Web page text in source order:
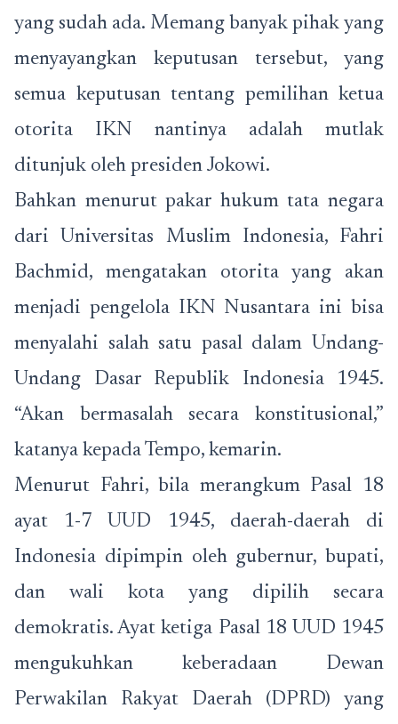
yang sudah ada. Memang banyak pihak yang
menyayangkan keputusan tersebut, yang
semua keputusan tentang pemilihan ketua
otorita IKN nantinya adalah mutlak
ditunjuk oleh presiden Jokowi.
Bahkan menurut pakar hukum tata negara
dari Universitas Muslim Indonesia, Fahri
Bachmid, mengatakan otorita yang akan
menjadi pengelola IKN Nusantara ini bisa
menyalahi salah satu pasal dalam Undang-
Undang Dasar Republik Indonesia 1945.
“Akan bermasalah secara konstitusional,”
katanya kepada Tempo, kemarin.
Menurut Fahri, bila merangkum Pasal 18
ayat 1-7 UUD 1945, daerah-daerah di
Indonesia dipimpin oleh gubernur, bupati,
dan wali kota yang dipilih secara
demokratis. Ayat ketiga Pasal 18 UUD 1945
mengukuhkan keberadaan Dewan
Perwakilan Rakyat Daerah (DPRD) yang